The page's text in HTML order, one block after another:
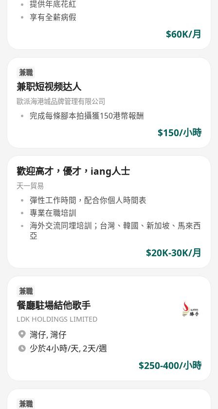
提供年底花紅
享有全薪病假
$60K/月
兼職
兼职短视频达人
歐派海港城品牌管理有限公司
完成每條腳本拍攝獲150港幣報酬
$150/小時
歡迎高才，優才，iang人士
天一貿易
彈性工作時間，配合你個人時間表
專業在職培訓
海外交流同埋培訓；台灣、韓國、新加坡、馬來西
亞
$20K-30K/月
兼職
餐廳駐場結他歌手
LDK HOLDINGS LIMITED
灣仔, 灣仔
少於4小時/天, 2天/週
$250-400/小時
兼職